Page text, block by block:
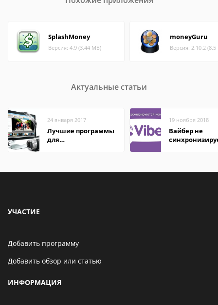
SplashMoney
Версия: 4.9 (3.44 МБ)
moneyGuru
Версия: 2.10.2
Актуальные статьи
24 января 2017
Лучшие программы
для
19 ноября 2018
Вайбер не
УЧАСТИЕ
Добавить программу
Добавить обзор или статью
ИНФОРМАЦИЯ